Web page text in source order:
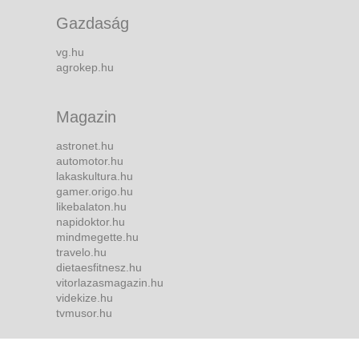
Gazdaság
vg.hu
agrokep.hu
Magazin
astronet.hu
automotor.hu
lakaskultura.hu
gamer.origo.hu
likebalaton.hu
napidoktor.hu
mindmegette.hu
travelo.hu
dietaesfitnesz.hu
vitorlazasmagazin.hu
videkize.hu
tvmusor.hu